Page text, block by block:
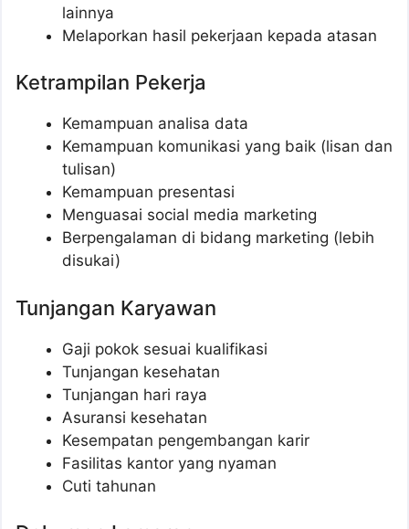
lainnya
Melaporkan hasil pekerjaan kepada atasan
Ketrampilan Pekerja
Kemampuan analisa data
Kemampuan komunikasi yang baik (lisan dan
tulisan)
Kemampuan presentasi
Menguasai social media marketing
Berpengalaman di bidang marketing (lebih
disukai)
Tunjangan Karyawan
Gaji pokok sesuai kualifikasi
Tunjangan kesehatan
Tunjangan hari raya
Asuransi kesehatan
Kesempatan pengembangan karir
Fasilitas kantor yang nyaman
Cuti tahunan